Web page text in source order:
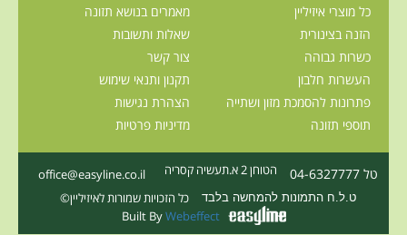
כל מוצרי איזיליין
הזנה בצינורית
כשרות גבוהה
העשרות חלבון
פתרונות להסמכת מזון ושתייה
תוספי תזונה
מאמרים בנושא תזונה
שאלות ותשובות
צור קשר
תקנון ותנאי שימוש
הצהרת נגישות
מדיניות פרטיות
טל 04-6327777 הטוחן 2 א.תעשיה קסריה office@easyline.co.il
ט.ל.ח התמונות להמחשה בלבד
כל הזכויות שמורות לאיזיליין©
Built ByWebeffect